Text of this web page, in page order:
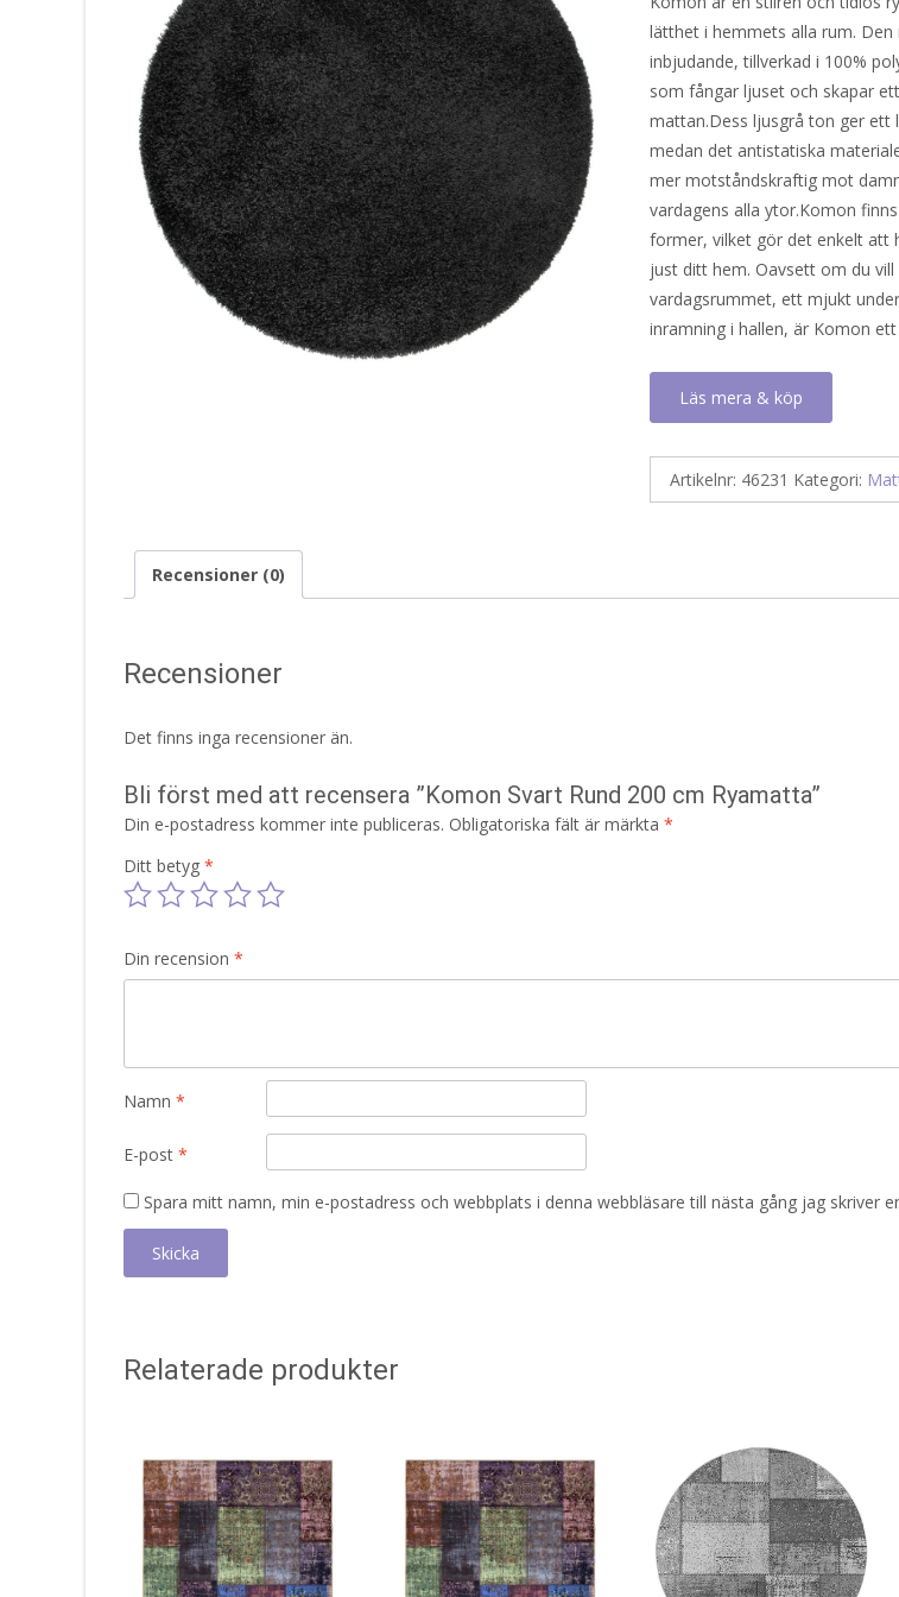
lätthet i hemmets alla rum.
inbjudande, tillverkad i 100%
som fångar ljuset och skapar
mattan.Dess ljusgrå ton ger ett
medan det antistatiska
mer motståndskraftig mot
vardagens alla ytor.Komon
former, vilket gör det enkelt att
just ditt hem. Oavsett om du vill
vardagsrummet, ett mjukt
inramning i hallen, är Komon
Läs mera & köp
Artikelnr: 46231 Kategori:
Recensioner (0)
Recensioner
Det finns inga recensioner än.
Bli först med att recensera ”Komon Svart Rund 200 cm Ryamatta”
Din e-postadress kommer inte publiceras. Obligatoriska fält är märkta *
Ditt betyg *
Din recension *
Namn *
E-post *
Spara mitt namn, min e-postadress och webbplats i denna webbläsare till nästa gång jag skriver
Relaterade produkter